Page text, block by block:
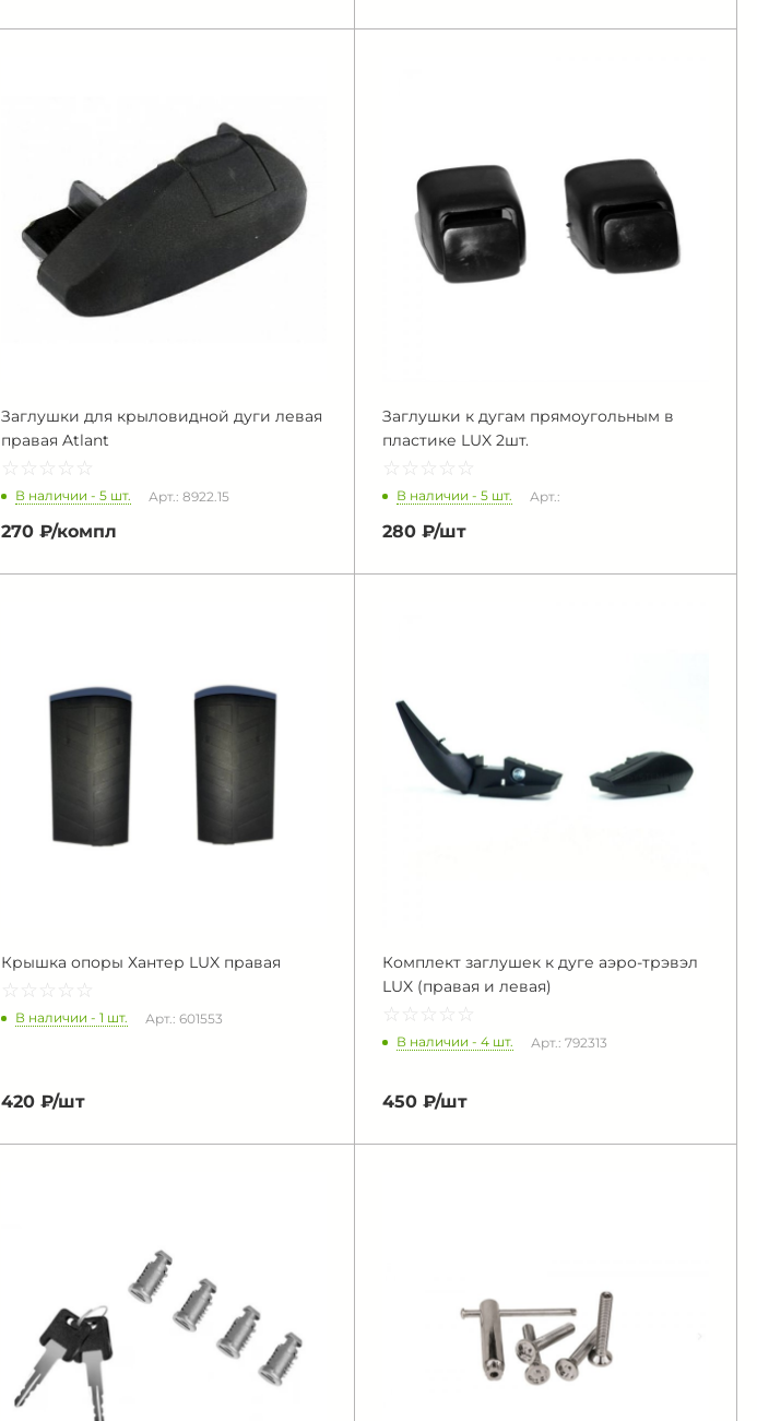
Заглушки для крыловидной дуги левая
правая Atlant
☆ ☆ ☆ ☆ ☆
★ ★ ★ ★ ★
В наличии - 5 шт. Арт.: 8922.15
270 ₽/компл
Заглушки к дугам прямоугольным в
пластике LUX 2шт.
☆ ☆ ☆ ☆ ☆
★ ★ ★ ★ ★
В наличии - 5 шт. Арт.:
280 ₽/шт
Крышка опоры Хантер LUX правая
☆ ☆ ☆ ☆ ☆
★ ★ ★ ★ ★
В наличии - 1 шт. Арт.: 601553
420 ₽/шт
Комплект заглушек к дуге аэро-трэвэл
LUX (правая и левая)
☆ ☆ ☆ ☆ ☆
★ ★ ★ ★ ★
В наличии - 4 шт. Арт.: 792313
450 ₽/шт